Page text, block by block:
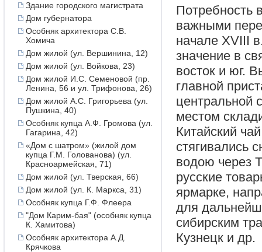
Здание городского магистрата
Дом губернатора
Особняк архитектора С.В.
Хомича
Дом жилой (ул. Вершинина, 12)
Дом жилой (ул. Войкова, 23)
Дом жилой И.С. Семеновой (пр.
Ленина, 56 и ул. Трифонова, 26)
Дом жилой А.С. Григорьева (ул.
Пушкина, 40)
Особняк купца А.Ф. Громова (ул.
Гагарина, 42)
«Дом с шатром» (жилой дом
купца Г.М. Голованова) (ул.
Красноармейская, 71)
Дом жилой (ул. Тверская, 66)
Дом жилой (ул. К. Маркса, 31)
Особняк купца Г.Ф. Флеера
"Дом Карим-бая" (особняк купца
К. Хамитова)
Особняк архитектора А.Д.
Крячкова
Потребность
важными
начале XVIII
значение в
восток и юг.
главной
центральной
местом
Китайский
стягивались
водою через
русские
ярмарке,
для
сибирским
Кузнецк и др.